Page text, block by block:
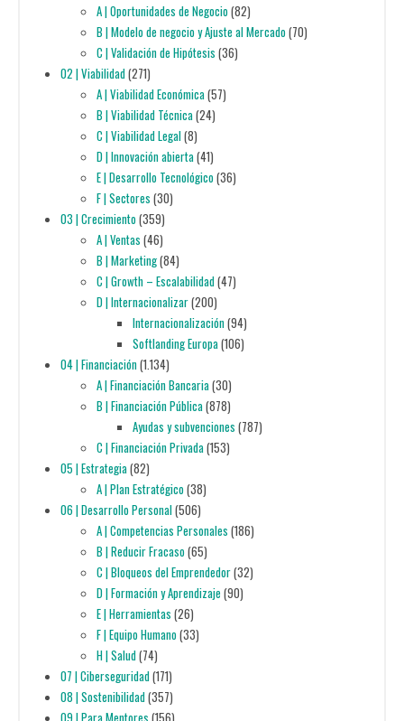
A | Oportunidades de Negocio(82)
B | Modelo de negocio y Ajuste al Mercado(70)
C | Validación de Hipótesis (36)
02 | Viabilidad(271)
A | Viabilidad Económica(57)
B | Viabilidad Técnica(24)
C | Viabilidad Legal(8)
D | Innovación abierta(41)
E | Desarrollo Tecnológico(36)
F | Sectores (30)
03 | Crecimiento(359)
A | Ventas (46)
B | Marketing(84)
C | Growth – Escalabilidad(47)
D | Internacionalizar(200)
Internacionalización(94)
Softlanding Europa(106)
04 | Financiación(1.134)
A | Financiación Bancaria(30)
B | Financiación Pública(878)
Ayudas y subvenciones (787)
C | Financiación Privada(153)
05 | Estrategia(82)
A | Plan Estratégico(38)
06 | Desarrollo Personal(506)
A | Competencias Personales (186)
B | Reducir Fracaso(65)
C | Bloqueos del Emprendedor(32)
D | Formación y Aprendizaje (90)
E | Herramientas (26)
F | Equipo Humano(33)
H | Salud(74)
07 | Ciberseguridad(171)
08 | Sostenibilidad(357)
09 | Para Mentores (156)